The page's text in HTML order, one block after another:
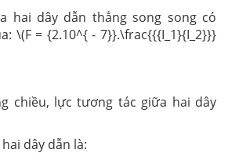
hai dây dẫn thẳng song song có
\(F = {2.10^{ - 7}}.\frac{{{I_1}{I_2}}}
chiều, lực tương tác giữa hai dây
dây dẫn là: